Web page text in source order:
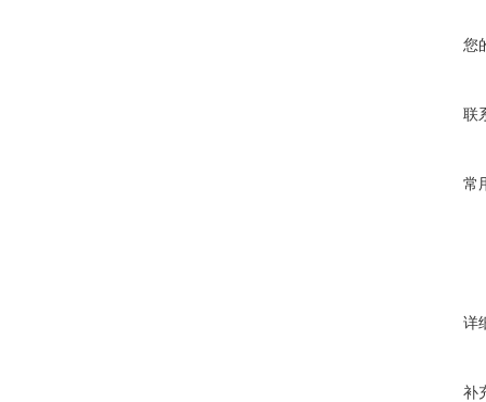
您
联
常
详
补